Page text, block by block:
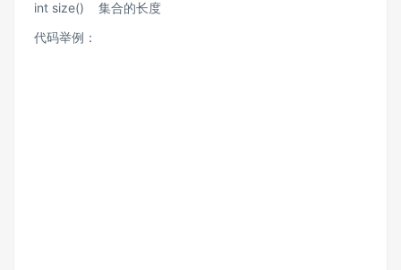
int size() 集合的长度
代码举例：